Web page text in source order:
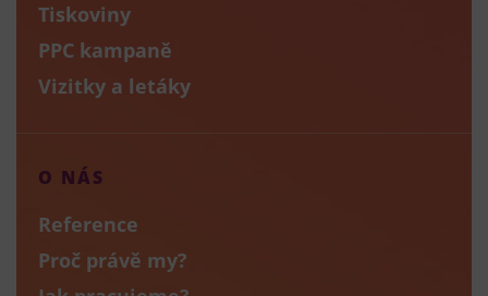
Tiskoviny
PPC kampaně
Vizitky a letáky
O NÁS
Reference
Proč právě my?